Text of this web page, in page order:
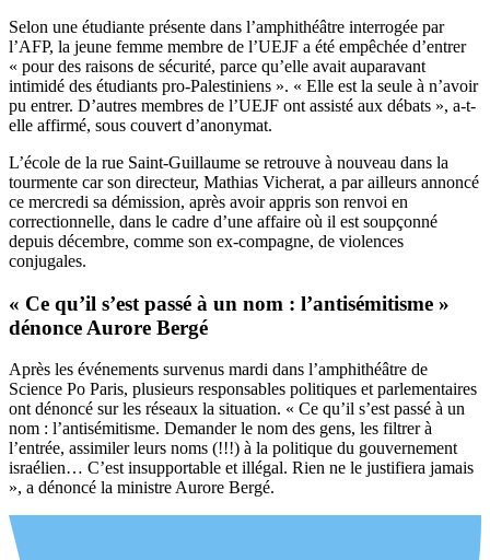
Selon une étudiante présente dans l’amphithéâtre interrogée par
l’AFP, la jeune femme membre de l’UEJF a été empêchée d’entrer
« pour des raisons de sécurité, parce qu’elle avait auparavant
intimidé des étudiants pro-Palestiniens ». « Elle est la seule à n’avoir
pu entrer. D’autres membres de l’UEJF ont assisté aux débats », a-t-
elle affirmé, sous couvert d’anonymat.
L’école de la rue Saint-Guillaume se retrouve à nouveau dans la
tourmente car son directeur, Mathias Vicherat, a par ailleurs annoncé
ce mercredi sa démission, après avoir appris son renvoi en
correctionnelle, dans le cadre d’une affaire où il est soupçonné
depuis décembre, comme son ex-compagne, de violences
conjugales.
« Ce qu’il s’est passé à un nom : l’antisémitisme »
dénonce Aurore Bergé
Après les événements survenus mardi dans l’amphithéâtre de
Science Po Paris, plusieurs responsables politiques et parlementaires
ont dénoncé sur les réseaux la situation. « Ce qu’il s’est passé à un
nom : l’antisémitisme. Demander le nom des gens, les filtrer à
l’entrée, assimiler leurs noms (!!!) à la politique du gouvernement
israélien… C’est insupportable et illégal. Rien ne le justifiera jamais
», a dénoncé la ministre Aurore Bergé.